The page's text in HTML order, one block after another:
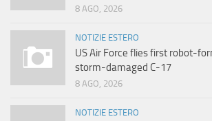
8 AGO, 2026
NOTIZIE ESTERO
US Air Force flies first robot-
storm-damaged C-17
8 AGO, 2026
NOTIZIE ESTERO